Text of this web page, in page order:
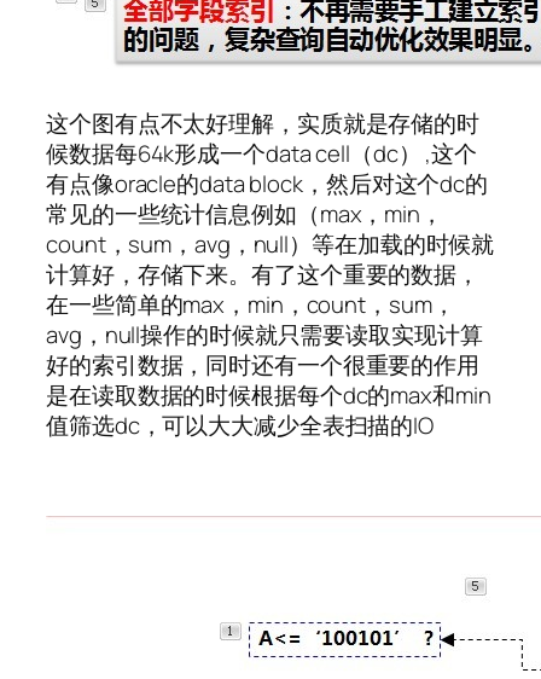
这个图有点不太好理解，实质就是存储的时
候数据每64k形成一个data cell（dc） ,这个
有点像oracle的data block，然后对这个dc的
常见的一些统计信息例如（max，min，
count，sum，avg，null）等在加载的时候就
计算好，存储下来。有了这个重要的数据，
在一些简单的max，min，count，sum，
avg，null操作的时候就只需要读取实现计算
好的索引数据，同时还有一个很重要的作用
是在读取数据的时候根据每个dc的max和min
值筛选dc，可以大大减少全表扫描的IO